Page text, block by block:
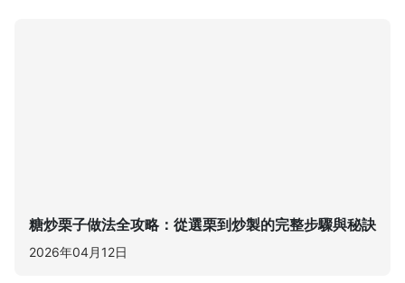
糖炒栗子做法全攻略：從選栗到炒製的完整步驟與秘訣
2026年04月12日